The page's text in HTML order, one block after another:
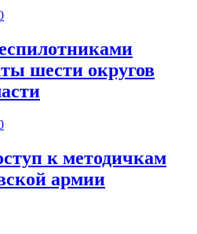
шести округов
к методичкам
армии